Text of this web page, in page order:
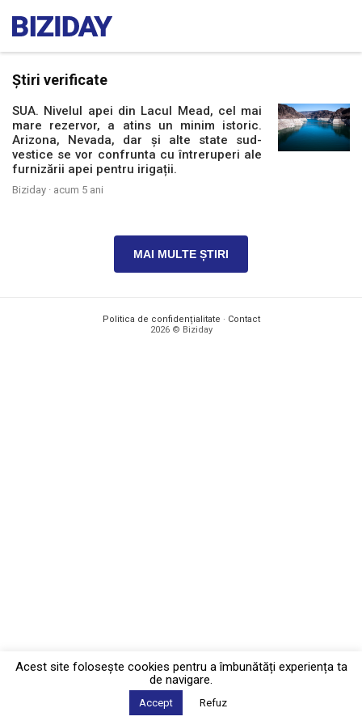
Știri verificate
SUA. Nivelul apei din Lacul Mead, cel mai
mare rezervor, a atins un minim istoric.
Arizona, Nevada, dar și alte state sud-
vestice se vor confrunta cu întreruperi ale
furnizării apei pentru irigații.
Biziday · acum 5 ani
MAI MULTE ȘTIRI
Politica de confidențialitate · Contact
2026 © Biziday
Acest site foloseşte cookies pentru a îmbunătăți experiența ta
de navigare.
Accept Refuz